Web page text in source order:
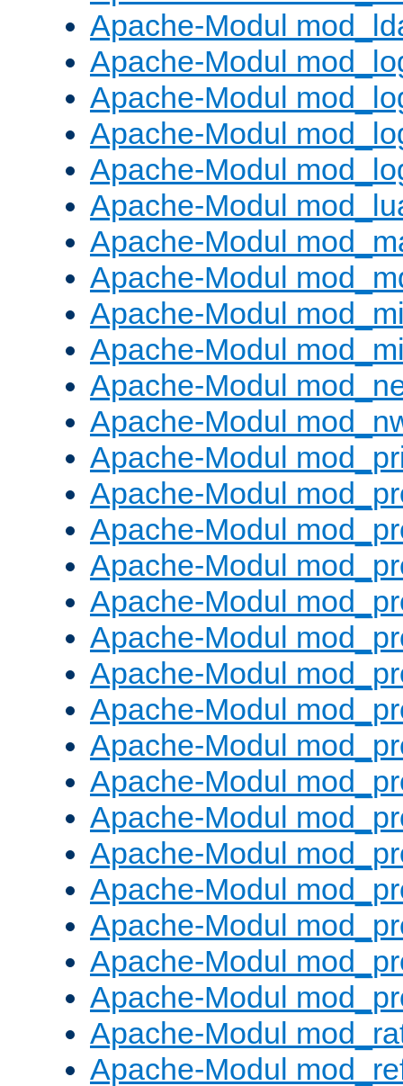
Apache-Modul
Apache-Modul
Apache-Modul
Apache-Modul
Apache-Modul
Apache-Modul
Apache-Modul
Apache-Modul
Apache-Modul
Apache-Modul
Apache-Modul
Apache-Modul
Apache-Modul
Apache-Modul
Apache-Modul
Apache-Modul
Apache-Modul
Apache-Modul
Apache-Modul
Apache-Modul
Apache-Modul
Apache-Modul
Apache-Modul
Apache-Modul
Apache-Modul
Apache-Modul
Apache-Modul
Apache-Modul
Apache-Modul
Apache-Modul